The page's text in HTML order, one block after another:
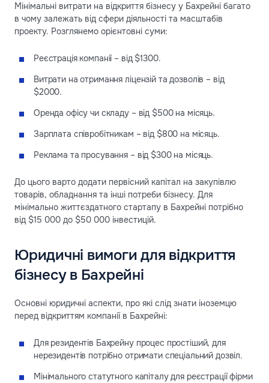
Мінімальні витрати на відкриття бізнесу у Бахрейні багато
в чому залежать від сфери діяльності та масштабів
проекту. Розглянемо орієнтовні суми:
Реєстрація компанії – від $1300.
Витрати на отримання ліцензій та дозволів – від
$2000.
Оренда офісу чи складу – від $500 на місяць.
Зарплата співробітникам – від $800 на місяць.
Реклама та просування – від $300 на місяць.
До цього варто додати первісний капітал на закупівлю
товарів, обладнання та інші потреби бізнесу. Для
мінімально життєздатного стартапу в Бахрейні потрібно
від $15 000 до $50 000 інвестицій.
Юридичні вимоги для відкриття
бізнесу в Бахрейні
Основні юридичні аспекти, про які слід знати іноземцю
перед відкриттям компанії в Бахрейні:
Для резидентів Бахрейну процес простіший, для
нерезидентів потрібно отримати спеціальний дозвіл.
Мінімального статутного капіталу для реєстрації фірми